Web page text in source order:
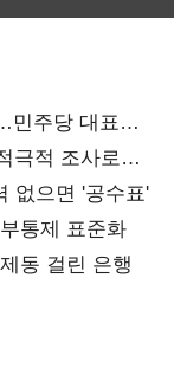
민주당 대표로
극적 조사로
없으면 '공수표'
통제 표준화
동 걸린 은행